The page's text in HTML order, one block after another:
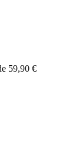
59,90 €